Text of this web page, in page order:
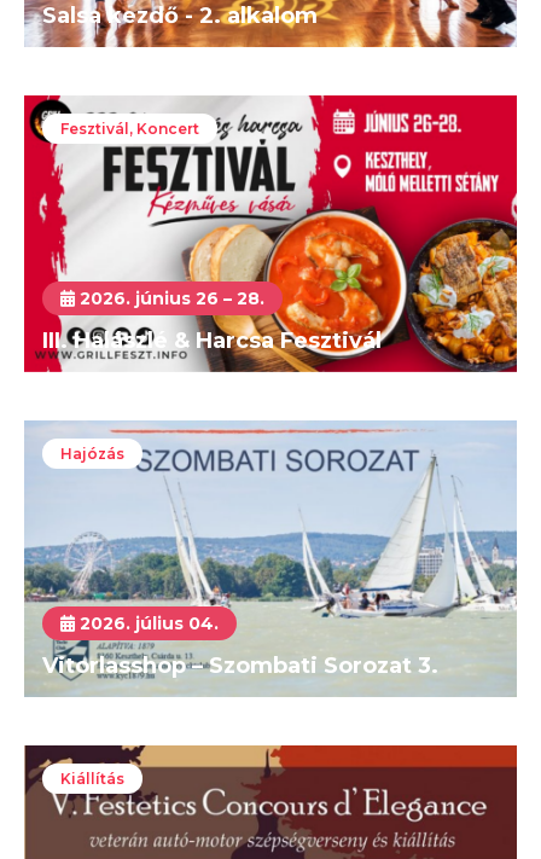
Salsa kezdő - 2. alkalom
Fesztivál, Koncert
2026. június 26 – 28.
III. Halászlé & Harcsa Fesztivál
Hajózás
2026. július 04.
Vitorlasshop – Szombati Sorozat 3.
Kiállítás